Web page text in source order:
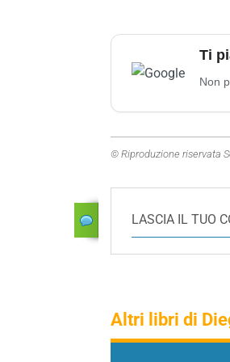
Ti
Non
© Riproduzione riservata
LASCIA IL TUO
Altri libri di